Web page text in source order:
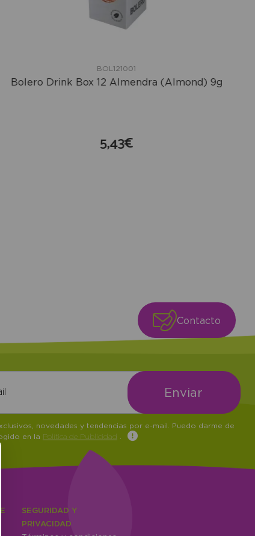
BOL121001
Bolero Drink Box 12 Almendra (Almond) 9g
5,43€
novedades y tendencias por e-mail. Puedo darme de
en la Política de Publicidad
SEGURIDAD Y
PRIVACIDAD
Contacto